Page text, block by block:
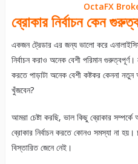
OctaFX
ব্রোকার নির্বাচন কেন
একজন ট্রেডার এর জন্য ভালো করে
নির্বাচন করাও অনেক বেশী পরিমান গুরুত্বপূর্ণ।
করতে পাড়াটা অনেক বেশী কষ্টকর কেননা
খুঁজবেন?
আমরা চেষ্টা করছি, ভাল কিছু ব্রোকার
ব্রোকার নির্বাচন করতে কোনও সমস্যা না
বিস্তারিত জেনে নেই।